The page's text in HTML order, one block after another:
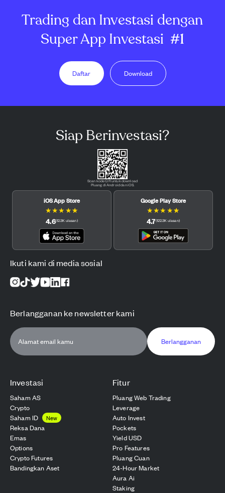
Trading dan Investasi dengan
Super App Investasi #1
Daftar Download
Investasi
Saham AS
Crypto
Saham ID
New
Reksa Dana
Emas
Options
Crypto Futures
Bandingkan Aset
Fitur
Pluang Web Trading
Leverage
Auto Invest
Pockets
Yield USD
Pro Features
Pluang Cuan
24-Hour Market
Aura Ai
Staking
Siap Berinvestasi?
Scan kode QR untuk download
Pluang di Android dan iOS.
iOS App Store
★★★ ★★
4.6(12.3K ulasan)
Google Play Store
★★★ ★★
4.7(122.3K ulasan)
Ikuti kami di media sosial
Berlangganan ke newsletter kami
Berlangganan